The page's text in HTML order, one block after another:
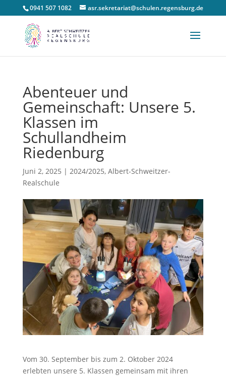
0941 507 1082 asr.sekretariat@schulen.regensburg.de
Abenteuer und
Gemeinschaft: Unsere 5.
Klassen im
Schullandheim
Riedenburg
Juni 2, 2025 | 2024/2025, Albert-Schweitzer-
Realschule
Vom 30. September bis zum 2. Oktober 2024
erlebten unsere 5. Klassen gemeinsam mit ihren